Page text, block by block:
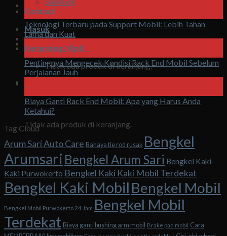
Contact
Masuk
Keranjang / Rp0
Tidak ada produk di keranjang.
Keranjang
Tidak ada produk di keranjang.
Agu
Teknologi Terbaru pada Support Mobil: Lebih Tahan
Lama dan Kuat
05
Agu
Pentingnya Mengecek Kondisi Rack End Mobil Sebelum
Perjalanan Jauh
Biaya Ganti Rack End Mobil: Apa yang Harus Anda
Ketahui?
Tag Cloud
Arum Sari Auto Care Bahaya tie rod rusak Bengkel
Arumsari Bengkel Arum Sari Bengkel Kaki-
Kaki Purwokerto Bengkel Kaki Kaki Mobil Terdekat
Bengkel Kaki Mobil Bengkel Mobil
Bengkel Mobil Purwokerto 24 Jam Bengkel Mobil
Terdekat Biaya ganti bushing arm mobil Brake pad mobil Cara